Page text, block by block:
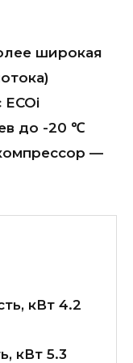
широкая
до -20 ℃
—
кВт 4.2
кВт 5.3